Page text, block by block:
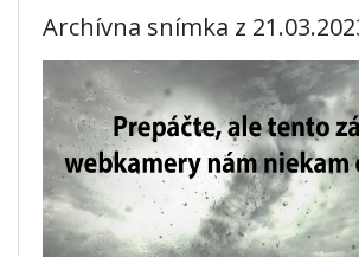
Archívna snímka z